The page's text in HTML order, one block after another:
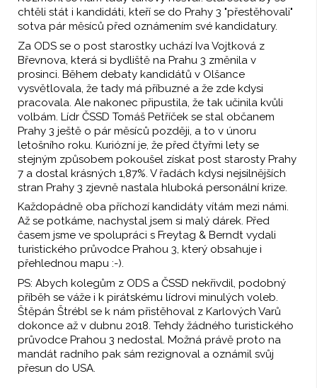
chtěli stát i kandidáti, kteří se do Prahy 3 "přestěhovali"
sotva pár měsíců před oznámením své kandidatury.
Za ODS se o post starostky uchází Iva Vojtková z
Břevnova, která si bydliště na Prahu 3 změnila v
prosinci. Během debaty kandidátů v Olšance
vysvětlovala, že tady má příbuzné a že zde kdysi
pracovala. Ale nakonec připustila, že tak učinila kvůli
volbám. Lídr ČSSD Tomáš Petříček se stal občanem
Prahy 3 ještě o pár měsíců později, a to v únoru
letošního roku. Kuriózní je, že před čtyřmi lety se
stejným způsobem pokoušel získat post starosty Prahy
7 a dostal krásných 1,87%. V řadách kdysi nejsilnějších
stran Prahy 3 zjevně nastala hluboká personální krize.
Každopádně oba příchozí kandidáty vítám mezi námi.
Až se potkáme, nachystal jsem si malý dárek. Před
časem jsme ve spolupráci s Freytag & Berndt vydali
turistického průvodce Prahou 3, který obsahuje i
přehlednou mapu :-).
PS: Abych kolegům z ODS a ČSSD nekřivdil, podobný
příběh se váže i k pirátskému lídrovi minulých voleb.
Štěpán Štrébl se k nám přistěhoval z Karlových Varů
dokonce až v dubnu 2018. Tehdy žádného turistického
průvodce Prahou 3 nedostal. Možná právě proto na
mandát radního pak sám rezignoval a oznámil svůj
přesun do USA.